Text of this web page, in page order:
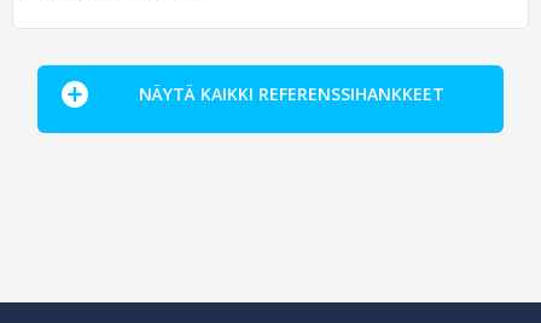
NÄYTÄ KAIKKI REFERENSSIHANKKEET